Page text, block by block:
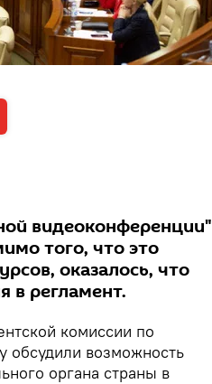
видеоконференции"
того, что это
оказалось, что
в регламент.
комиссии по
обсудили возможность
органа страны в